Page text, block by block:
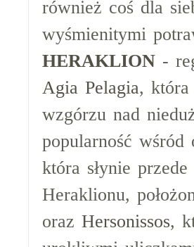
również coś dla
wyśmienitymi
HERAKLION -
Agia Pelagia, która
wzgórzu nad
popularność
która słynie
Heraklionu,
oraz Hersonissos,